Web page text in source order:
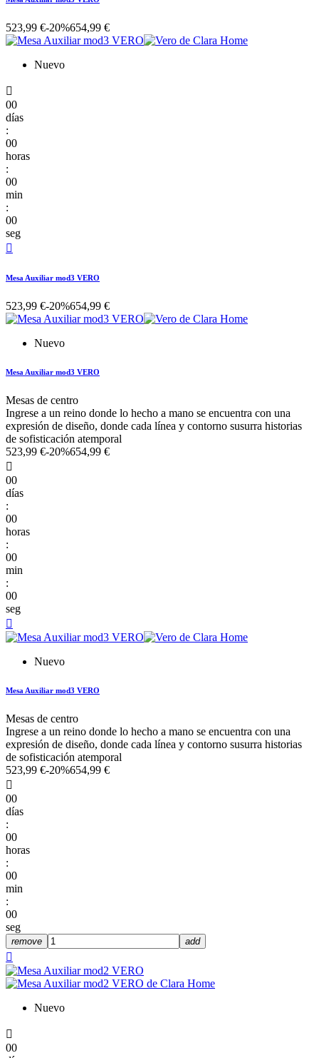
523,99 €-20%654,99 €
Nuevo

00
días
:
00
horas
:
00
min
:
00
seg

Mesa Auxiliar mod3 VERO
523,99 €-20%654,99 €
Nuevo
Mesa Auxiliar mod3 VERO
Mesas de centro
Ingrese a un reino donde lo hecho a mano se encuentra con una
expresión de diseño, donde cada línea y contorno susurra historias
de sofisticación atemporal
523,99 €-20%654,99 €

00
días
:
00
horas
:
00
min
:
00
seg

Nuevo
Mesa Auxiliar mod3 VERO
Mesas de centro
Ingrese a un reino donde lo hecho a mano se encuentra con una
expresión de diseño, donde cada línea y contorno susurra historias
de sofisticación atemporal
523,99 €-20%654,99 €

00
días
:
00
horas
:
00
min
:
00
seg
remove add

Nuevo

00